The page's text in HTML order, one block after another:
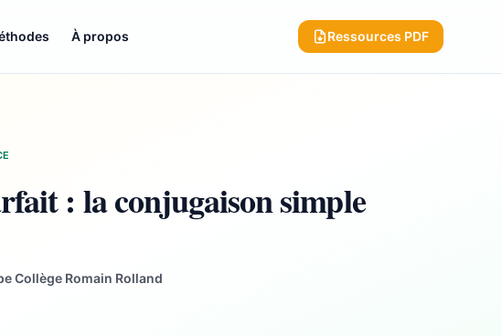
À propos Ressources PDF
: la conjugaison simple
Collège Romain Rolland